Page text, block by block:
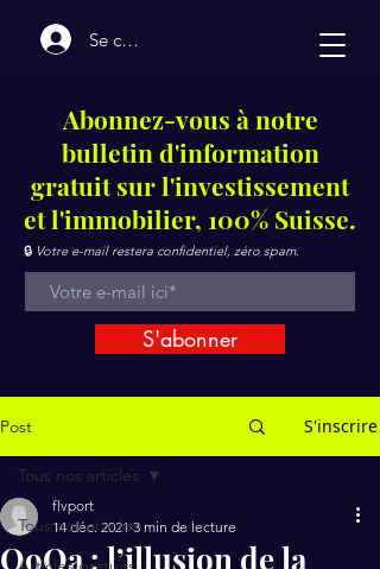
Se connecter
Post S'inscrire
Tous nos articles
Tous nos articles
QoQa : l’illusion de la
flvport
14 déc. 2021 3 min de lecture
Abonnez-vous à notre
bulletin d'information
gratuit sur l'investissement
et l'immobilier, 100% Suisse.
🔒 Votre e-mail restera confidentiel, zéro spam.
S'abonner